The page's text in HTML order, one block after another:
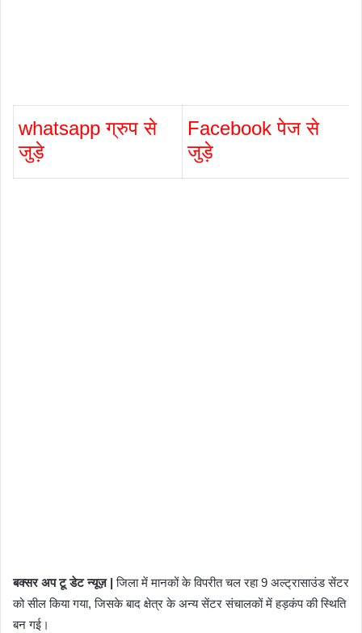
whatsapp ग्रुप से
जुड़े
Facebook पेज से
जुड़े
बक्सर अप टू डेट न्यूज़ | जिला में मानकों के विपरीत चल रहा 9 अल्ट्रासाउंड सेंटर
को सील किया गया, जिसके बाद क्षेत्र के अन्य सेंटर संचालकों में हड़कंप की स्थिति
बन गई।